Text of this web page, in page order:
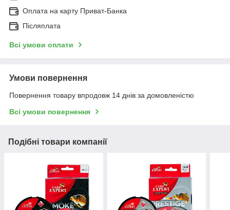
Оплата на карту Приват-Банка
Післяплата
Всі умови оплати
Умови повернення
Повернення товару впродовж 14 днів за домовленістю
Всі умови повернення
Подібні товари компанії